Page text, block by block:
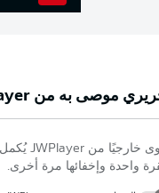
موصى به من
خارجيًا منJWPlayer
واحدة وإخفائها مرة أخرى.